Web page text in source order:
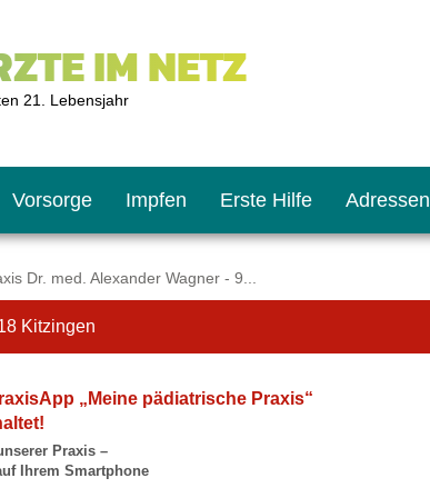
IM NETZ
21. Lebensjahr
Vorsorge Impfen Erste Hilfe Adressen
Dr. med. Alexander Wagner - 9...
Kitzingen
„Meine pädiatrische Praxis“
Praxis –
Ihrem Smartphone